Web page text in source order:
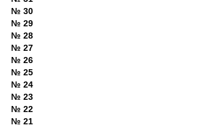
№ 30
№ 29
№ 28
№ 27
№ 26
№ 25
№ 24
№ 23
№ 22
№ 21